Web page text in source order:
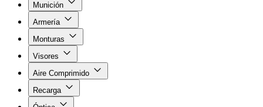
Munición
Armería
Monturas
Visores
Aire Comprimido
Recarga